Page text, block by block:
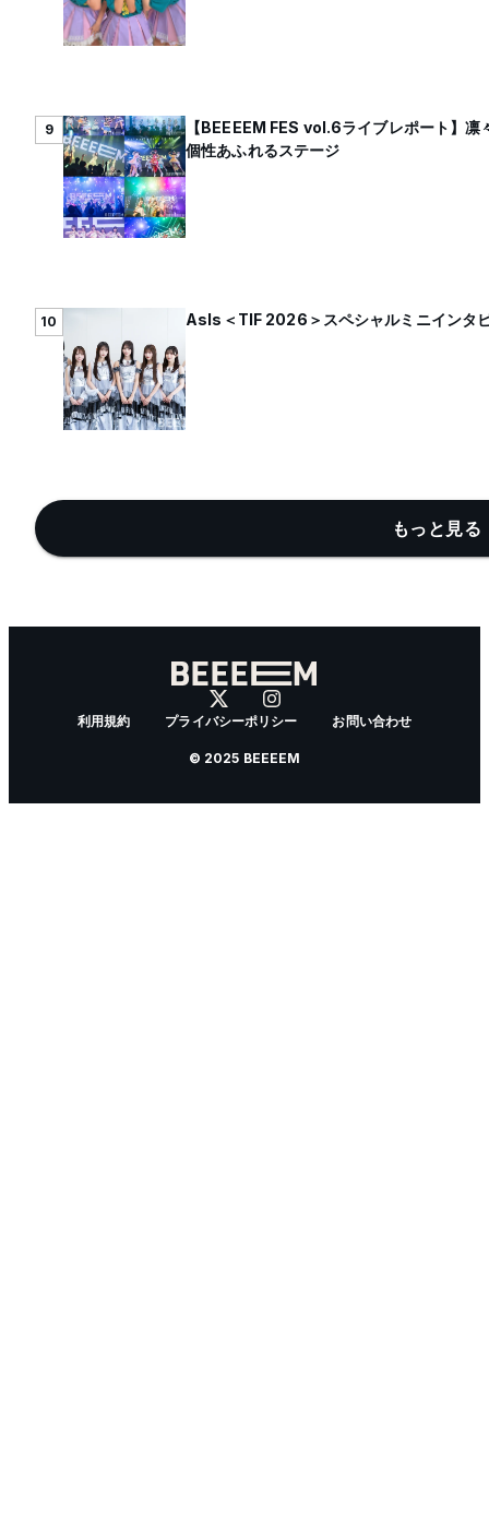
9
【BEEEEM FES vol.6ライブレポート】
個性あふれるステージ
10 AsIs＜TIF 2026＞スペシャルミニインタ
もっと見る
利用規約 プライバシーポリシー お問い合わせ
© 2025 BEEEEM